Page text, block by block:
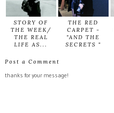
STORY OF
THE WEEK/
THE REAL
LIFE AS...
THE RED
CARPET -
"AND THE
SECRETS "
Post a Comment
thanks for your message!